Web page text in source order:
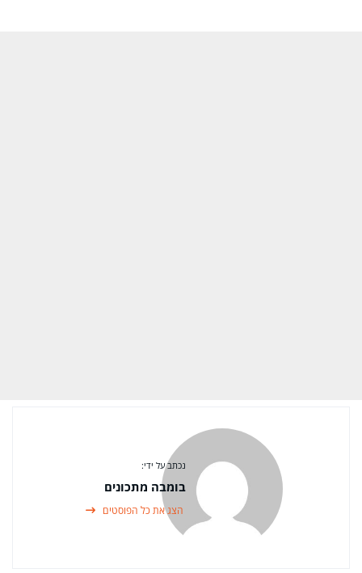
נכתב על ידי:
בומבה מתכונים
הצג את כל הפוסטים